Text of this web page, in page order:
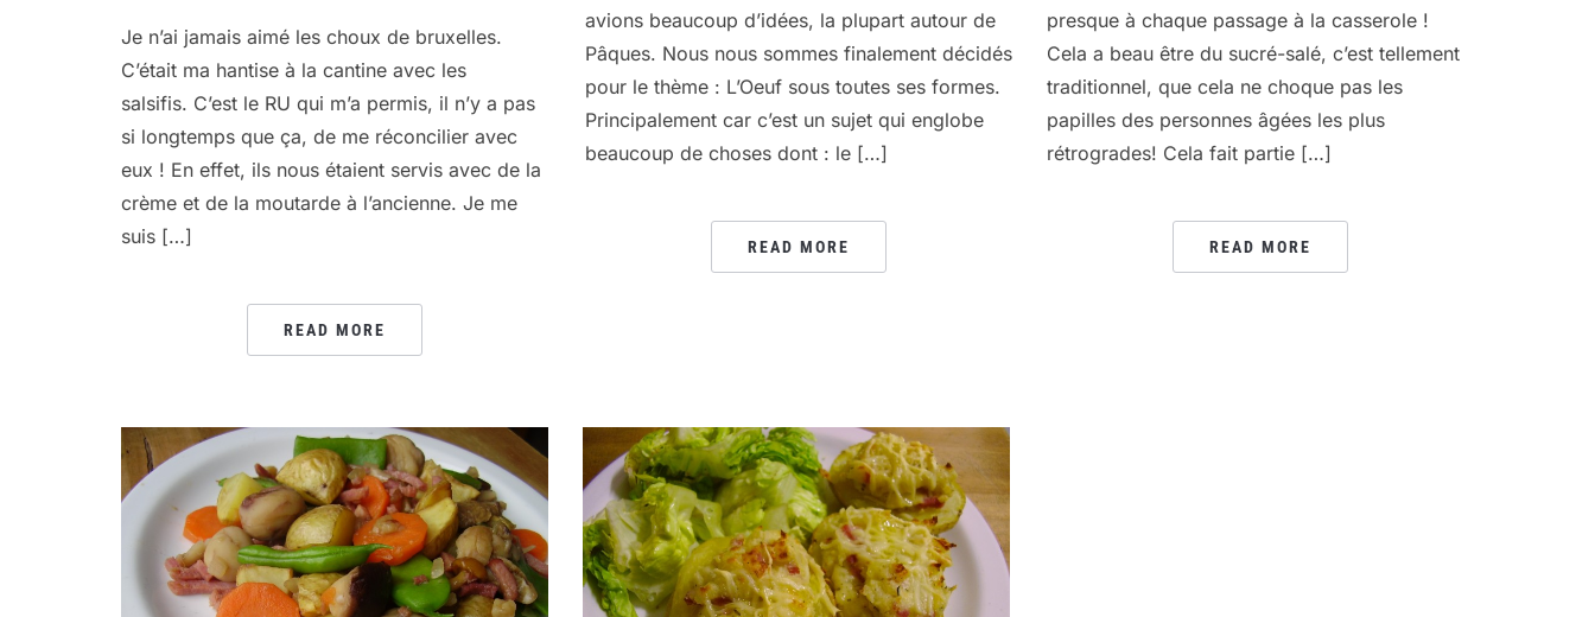
Je n’ai jamais aimé les choux de bruxelles.
C’était ma hantise à la cantine avec les
salsifis. C’est le RU qui m’a permis, il n’y a pas
si longtemps que ça, de me réconcilier avec
eux ! En effet, ils nous étaient servis avec de la
crème et de la moutarde à l’ancienne. Je me
suis […]
READ MORE
avions beaucoup d’idées, la plupart autour de
Pâques. Nous nous sommes finalement décidés
pour le thème : L’Oeuf sous toutes ses formes.
Principalement car c’est un sujet qui englobe
beaucoup de choses dont : le […]
READ MORE
presque à chaque passage à la casserole !
Cela a beau être du sucré-salé, c’est tellement
traditionnel, que cela ne choque pas les
papilles des personnes âgées les plus
rétrogrades! Cela fait partie […]
READ MORE